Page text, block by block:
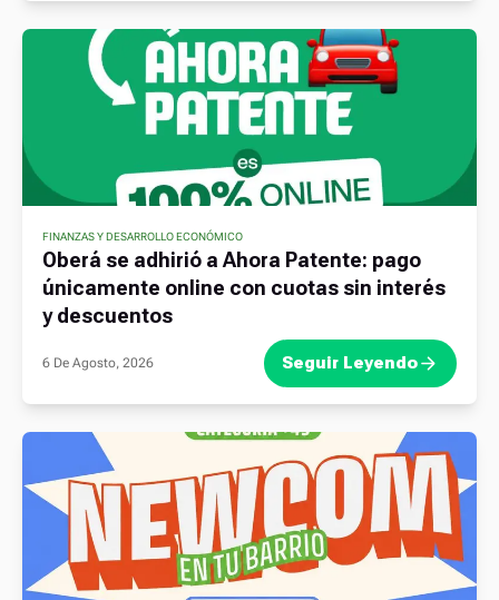
FINANZAS Y DESARROLLO ECONÓMICO
Oberá se adhirió a Ahora Patente: pago
únicamente online con cuotas sin interés
y descuentos
6 De Agosto, 2026 Seguir Leyendo